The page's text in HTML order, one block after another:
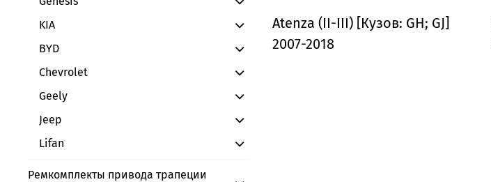
Atenza (II-III) [Кузов: GH; GJ]
2007-2018
KIA
BYD
Chevrolet
Geely
Jeep
Lifan
Ремкомплекты привода трапеции